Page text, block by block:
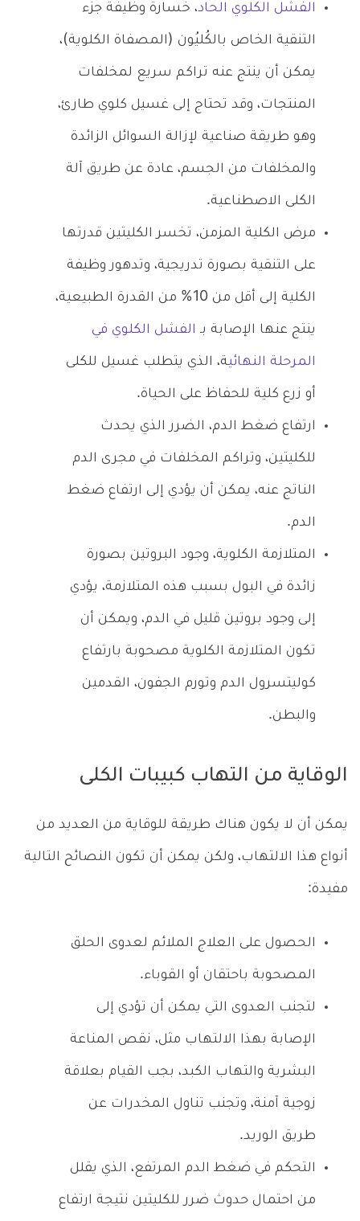
الفشل الكلوي الحاد، خسارة وظيفة جزء
التنقية الخاص بالكُليُون (المصفاة الكلوية)،
يمكن أن ينتج عنه تراكم سريع لمخلفات
المنتجات، وقد تحتاج إلى غسيل كلوي طارئ،
وهو طريقة صناعية لإزالة السوائل الزائدة
والمخلفات من الجسم، عادة عن طريق آلة
الكلى الاصطناعية.
مرض الكلية المزمن، تخسر الكليتين قدرتها
على التنقية بصورة تدريجية، وتدهور وظيفة
الكلية إلى أقل من 10% من القدرة الطبيعية،
ينتج عنها الإصابة بـ الفشل الكلوي في
المرحلة النهائية، الذي يتطلب غسيل للكلى
أو زرع كلية للحفاظ على الحياة.
ارتفاع ضغط الدم، الضرر الذي يحدث
للكليتين، وتراكم المخلفات في مجرى الدم
الناتج عنه، يمكن أن يؤدي إلى ارتفاع ضغط
الدم.
المتلازمة الكلوية، وجود البروتين بصورة
زائدة في البول بسبب هذه المتلازمة، يؤدي
إلى وجود بروتين قليل في الدم، ويمكن أن
تكون المتلازمة الكلوية مصحوبة بارتفاع
كوليتسرول الدم وتورم الجفون، القدمين
والبطن.
الوقاية من التهاب كبيبات الكلى
يمكن أن لا يكون هناك طريقة للوقاية من العديد من
أنواع هذا الالتهاب، ولكن يمكن أن تكون النصائح التالية
مفيدة:
الحصول على العلاج الملائم لعدوى الحلق
المصحوبة باحتقان أو القوباء.
لتجنب العدوى التي يمكن أن تؤدي إلى
الإصابة بهذا الالتهاب مثل، نقص المناعة
البشرية والتهاب الكبد، بجب القيام بعلاقة
زوجية آمنة، وتجنب تناول المخدرات عن
طريق الوريد.
التحكم في ضغط الدم المرتفع، الذي يقلل
من احتمال حدوث ضرر للكليتين نتيجة ارتفاع